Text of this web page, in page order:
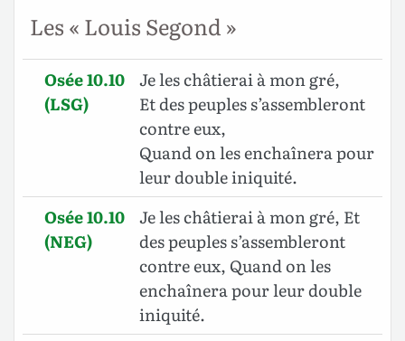
Les « Louis Segond »
Osée 10.10
(LSG)
Je les châtierai à mon gré,
Et des peuples s’assembleront
contre eux,
Quand on les enchaînera pour
leur double iniquité.
Osée 10.10
(NEG)
Je les châtierai à mon gré, Et
des peuples s’assembleront
contre eux, Quand on les
enchaînera pour leur double
iniquité.